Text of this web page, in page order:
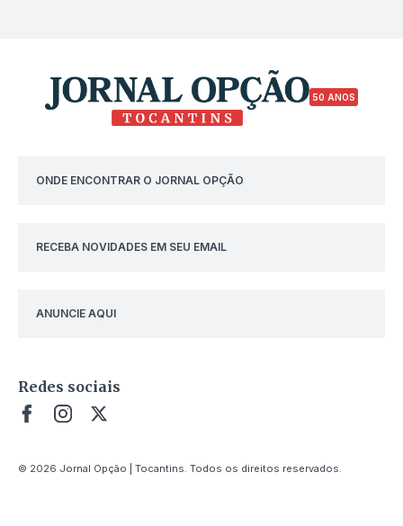
50 ANOS
ONDE ENCONTRAR O JORNAL OPÇÃO
RECEBA NOVIDADES EM SEU EMAIL
ANUNCIE AQUI
Redes sociais
© 2026 Jornal Opção | Tocantins. Todos os direitos reservados.